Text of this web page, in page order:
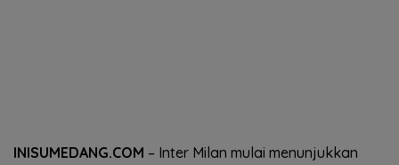
INISUMEDANG.COM – Inter Milan mulai menunjukkan